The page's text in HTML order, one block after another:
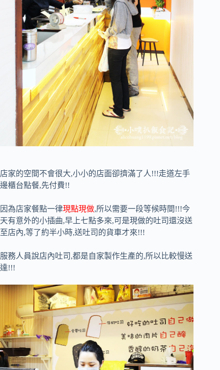
店家的空間不會很大,小小的店面卻擠滿了人!!!走道左手
邊櫃台點餐,先付費!!
因為店家餐點一律現點現做,所以需要一段等候時間!!!今
天有意外的小插曲,早上七點多來,可是現做的吐司還沒送
至店內,等了約半小時,送吐司的貨車才來!!!
服務人員說店內吐司,都是自家製作生產的,所以比較慢送
達!!!